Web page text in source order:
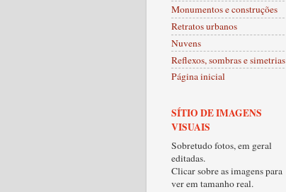
Monumentos e construções
Retratos urbanos
Nuvens
Reflexos, sombras e simetrias
Página inicial
SÍTIO DE IMAGENS
VISUAIS
Sobretudo fotos, em geral
editadas.
Clicar sobre as imagens para
ver em tamanho real.